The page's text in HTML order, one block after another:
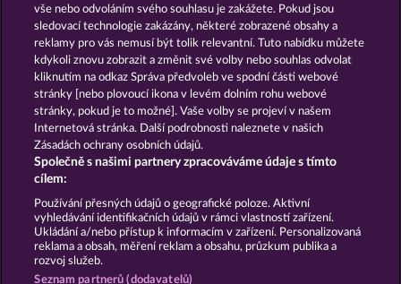
Crystal Ball Mighty Dragon
Podmínky Prohlášení o ochraně údajů
Kontakt Společnost Časté dotazy
Partnerský program Facebook
Podat Žádost o Odstoupení
vše nebo odvoláním svého souhlasu je zakážete. Pokud jsou
sledovací technologie zakázány, některé zobrazené obsahy a
reklamy pro vás nemusí být tolik relevantní. Tuto nabídku můžete
kdykoli znovu zobrazit a změnit své volby nebo souhlas odvolat
kliknutím na odkaz Správa předvoleb ve spodní části webové
stránky [nebo plovoucí ikona v levém dolním rohu webové
stránky, pokud je to možné]. Vaše volby se projeví v našem
Internetová stránka. Další podrobnosti naleznete v našich
Zásadách ochrany osobních údajů.
Společně s našimi partnery zpracováváme údaje s tímto
cílem:
Používání přesných údajů o geografické poloze. Aktivní
vyhledávání identifikačních údajů v rámci vlastností zařízení.
Ukládání a/nebo přístup k informacím v zařízení. Personalizovaná
reklama a obsah, měření reklam a obsahu, průzkum publika a
rozvoj služeb.
Seznam partnerů (dodavatelů)